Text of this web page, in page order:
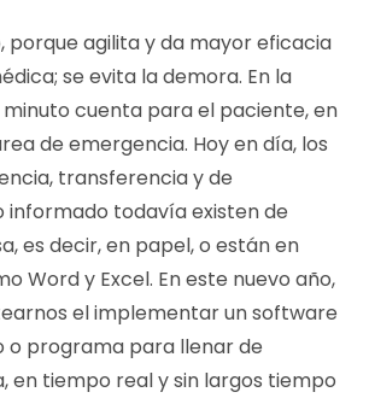
porque agilita y da mayor eficacia
se evita la demora. En la
cuenta para el paciente, en
de emergencia. Hoy en día, los
transferencia y de
informado todavía existen de
es decir, en papel, o están en
Word y Excel. En este nuevo año,
el implementar un software
programa para llenar de
en tiempo real y sin largos tiempo